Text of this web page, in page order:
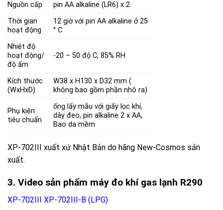
Nguồn cấp
pin AA alkaline (LR6) x 2
Thời gian
hoạt động
12 giờ với pin AA alkaline ở 25
° C
Nhiệt độ
hoạt động/
độ ẩm
-20 – 50 độ C, 85% RH
Kích thước
(WxHxD)
W38 x H130 x D32 mm (
không bao gồm phần nhô ra)
Phụ kiện
tiêu chuẩn
ống lấy mẫu vớigiấy lọc khí,
dây đeo, pin alkaline 2 x AA,
Bao da mềm
XP-702III xuất xứ Nhật Bản do hãng New-Cosmos sản
xuất.
3. Video sản phẩm máy đo khí gas lạnh R290
XP-702III XP-702III-B (LPG)